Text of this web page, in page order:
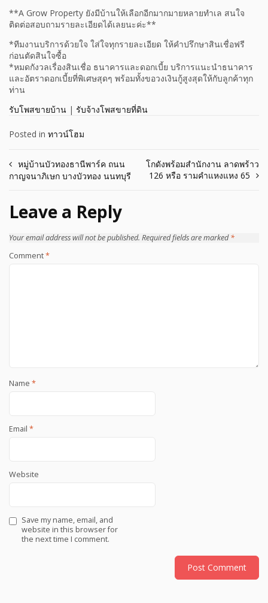
**A Grow Property ยังมีบ้านให้เลือกอีกมากมายหลายทำเล สนใจ
ติดต่อสอบถามรายละเอียดได้เลยนะค่ะ**
*ทีมงานบริการด้วยใจ ใส่ใจทุกรายละเอียด ให้คำปรึกษาสินเชื่อฟรี
ก่อนตัดสินใจซื้อ
*หมดกังวลเรื่องสินเชื่อ ธนาคารและดอกเบี้ย บริการแนะนำธนาคาร
และอัตราดอกเบี้ยที่พิเศษสุดๆ พร้อมทั้งขอวงเงินกู้สูงสุดให้กับลูกค้าทุก
ท่าน
รับโพสขายบ้าน | รับจ้างโพสขายที่ดิน
Posted in ทาวน์โฮม
Post
navigation
หมู่บ้านบัวทองธานีพาร์ค ถนน
กาญจนาภิเษก บางบัวทอง นนทบุรี
โกดังพร้อมสำนักงาน ลาดพร้าว
126 หรือ รามคำแหงแหง 65
Leave a Reply
Your email address will not be published. Required fields are marked*
Comment*
Name *
Email *
Website
Save my name, email, and
website in this browser for
the next time I comment.